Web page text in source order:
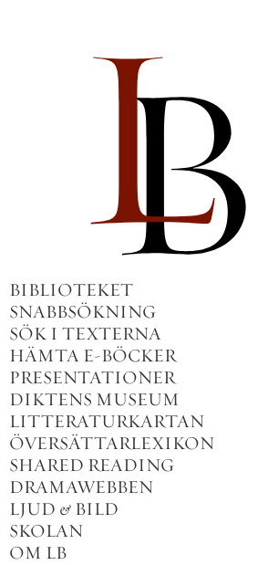
BIBLIOTEKET
SNABBSÖKNING
SÖK I TEXTERNA
HÄMTA E-BÖCKER
PRESENTATIONER
DIKTENS MUSEUM
LITTERATURKARTAN
ÖVERSÄTTARLEXIKON
SHARED READING
DRAMAWEBBEN
LJUD & BILD
SKOLAN
OM LB